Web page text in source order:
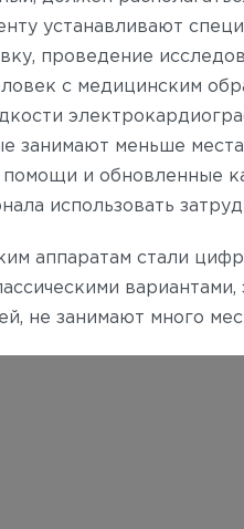
устанавливают
проведение
с медицинским
занимают меньше
и обновленные
использовать
аппаратам стали
вариантами,
не занимают много